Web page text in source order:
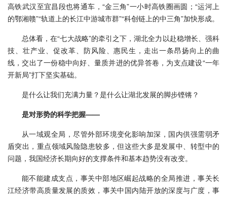
高铁武汉至宜昌段也将通车，“金三角”一小时高铁圈画圆；“运河上
的鄂湘赣”“轨道上的长江中游城市群”“科创链上的中三角”加快形成。
总体看，在“七大战略”的牵引之下，湖北全力以赴稳增长、强科
技、壮产业、促改革、防风险、惠民生，走出一条昂扬向上的曲
线，交出了一份稳中向好、量质并进的优异答卷，为支点建设“一年
开新局”打下坚实基础。
是什么让我们充满力量？是什么让湖北发展的脚步铿锵？
是对形势的科学把握——
从一域观全局，尽管外部环境变化影响加深，国内供强需弱矛
盾突出，重点领域风险隐患较多，但这些大多是发展中、转型中的
问题，我国经济长期向好的支撑条件和基本趋势没有改变。
能不能建成支点，事关中部地区崛起战略的全局推进，事关长
江经济带高质量发展的质效，事关中国内陆开放的深度与广度，事